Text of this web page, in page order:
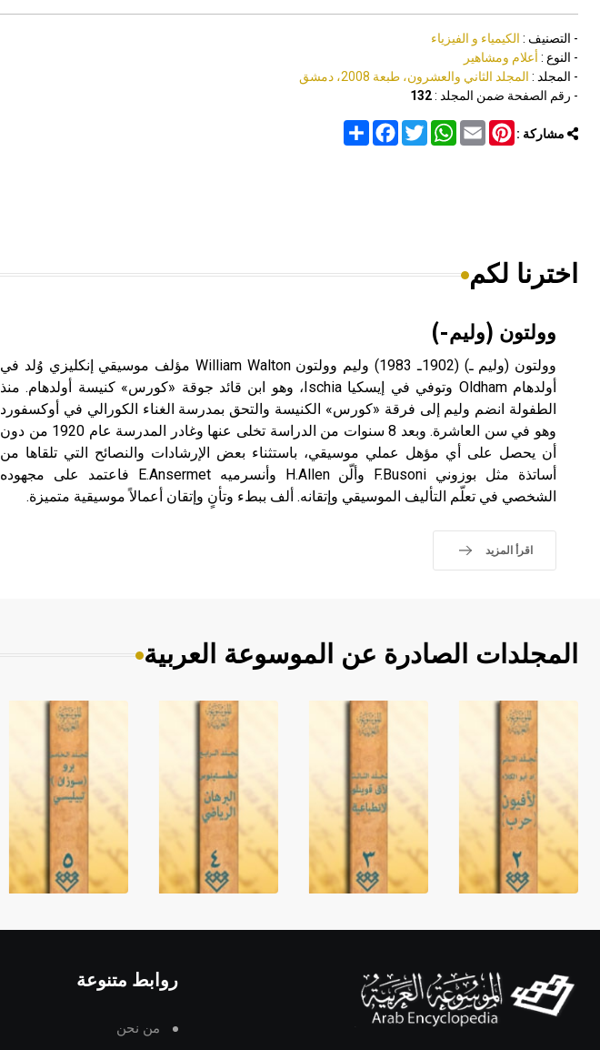
- التصنيف : الكيمياء و الفيزياء
- النوع : أعلام ومشاهير
- المجلد : المجلد الثاني والعشرون، طبعة 2008، دمشق
- رقم الصفحة ضمن المجلد :132
مشاركة : Share
FacebookTwitter
WhatsAppEmail
Pinterest
اخترنا لكم
وولتون (وليم-)
وولتون (وليم ـ) (1902ـ 1983) وليم وولتون William Walton مؤلف موسيقي إنكليزي وُلد في
أولدهام Oldham وتوفي في إيسكيا Ischia، وهو ابن قائد جوقة «كورس» كنيسة أولدهام. منذ
الطفولة انضم وليم إلى فرقة «كورس» الكنيسة والتحق بمدرسة الغناء الكورالي في أوكسفورد
وهو في سن العاشرة. وبعد 8 سنوات من الدراسة تخلى عنها وغادر المدرسة عام 1920 من دون
أن يحصل على أي مؤهل عملي موسيقي، باستثناء بعض الإرشادات والنصائح التي تلقاها من
أساتذة مثل بوزوني F.Busoni وألّن H.Allen وأنسرميه E.Ansermet فاعتمد على مجهوده
الشخصي في تعلّم التأليف الموسيقي وإتقانه. ألف ببطء وتأنٍ وإتقان أعمالاً موسيقية متميزة.
اقرأ المزيد
المجلدات الصادرة عن الموسوعة العربية
روابط متنوعة
من نحن